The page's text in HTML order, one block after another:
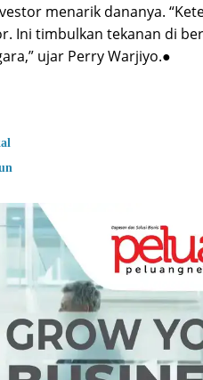
menarik dananya.
Ini timbulkan tekanan di
ujar Perry Warjiyo.●